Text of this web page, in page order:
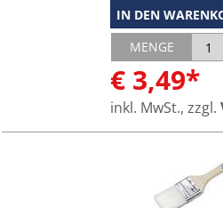
IN DEN
MENGE
€ 3,49*
inkl. MwSt., zzgl.